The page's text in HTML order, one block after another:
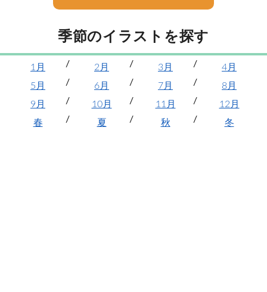
季節のイラストを探す
1月 2月 3月
4月
5月
6月 7月
8月
9月
10月 11月
12月
春
夏 秋 冬